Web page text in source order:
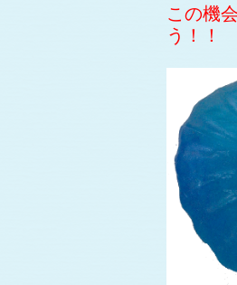
この機
う！！